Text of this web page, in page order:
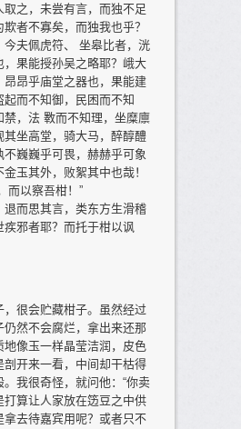
取之，未尝有言，而独不足
者不寡矣，而独我也乎？
今夫佩虎符、 坐皋比者，洸
，果能授孙吴之略耶？峨大
昂昂乎庙堂之器也，果能建
而不知御，民困而不知
禁，法 斁而不知理，坐糜廪
其坐高堂，骑大马，醉醇醴
不巍巍乎可畏，赫赫乎可象
玉其外，败絮其中也哉！
而以察吾柑！”
退而思其言，类东方生滑稽
疾邪者耶？而托于柑以讽
，很会贮藏柑子。虽然经过
仍然不会腐烂，拿出来还那
地像玉一样晶莹洁润，皮色
剖开来一看，中间却干枯得
我很奇怪，就问他：“你卖
打算让人家放在笾豆之中供
拿去待嘉宾用呢？或者只不